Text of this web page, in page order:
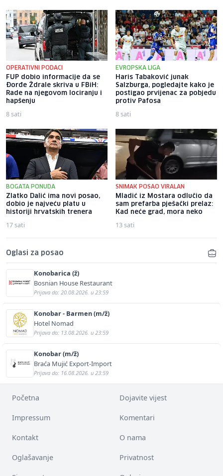
OPERATIVNI PODACI
FUP dobio informacije da se
Đorđe Ždrale skriva u FBiH:
Rade na njegovom lociranju i
hapšenju
8 sati
EVROPSKA LIGA
Haris Tabaković junak
Salzburga, pogledajte kako je
postigao prvijenac za pobjedu
protiv Pafosa
8 sati
BOGATA PONUDA
Zlatko Dalić ima novi posao,
dobio je najveću platu u
historiji hrvatskih trenera
17 sati
SNIMAK POSAO VIRALAN
Mladić iz Mostara odlučio da
sam prefarba pješački prelaz:
Kad neće grad, mora neko
13 sati
Oglasi za posao
Konobarica (ž)
Bosnian House Restaurant
Prijava do: 20.08.2026. u 23:59
Konobar - Barmen (m/ž)
Hotel Nomad
Prijava do: 13.08.2026. u 23:59
Konobar (m/ž)
Braća Mujić Export-Import
Prijava do: 16.08.2026. u 23:59
Početna Dojavite vijest
Impressum Komentari
Kontakt O nama
Oglašavanje Privatnost